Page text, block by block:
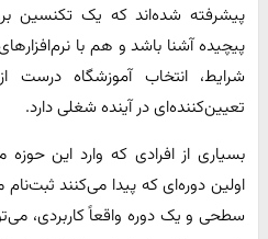
پیشرفته شده‌اند که یک تکنسین
پیچیده آشنا باشد و هم با
شرایط، انتخاب آموزشگاه
تعیین‌کننده‌ای در آینده شغلی دارد.
بسیاری از افرادی که وارد این
اولین دوره‌ای که پیدا می‌کنند
سطحی و یک دوره واقعاً کاربردی،